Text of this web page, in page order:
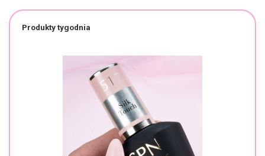
Produkty tygodnia